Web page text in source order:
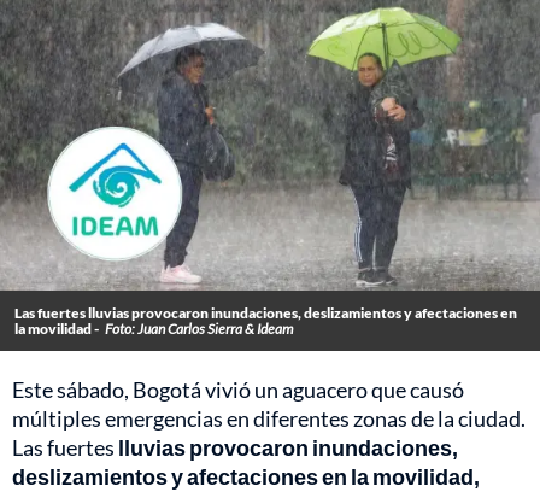
Las fuertes lluvias provocaron inundaciones, deslizamientos y afectaciones en
la movilidad - Foto: Juan Carlos Sierra & Ideam
Este sábado, Bogotá vivió un aguacero que causó
múltiples emergencias en diferentes zonas de la ciudad.
Las fuertes lluvias provocaron inundaciones,
deslizamientos y afectaciones en la movilidad,